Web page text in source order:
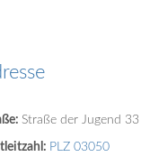
Straße der Jugend 33
PLZ 03050